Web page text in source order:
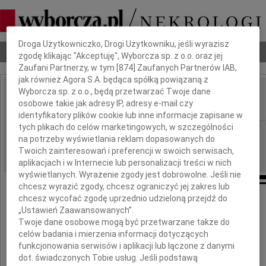
Nekrologi Odeszli Poradnik pogrzebowy
IMIĘ I NAZWISKO: Janusz Królik
REGION: Płock
DATA EMISJI: 26.10.2010
Janusz Królik
Dbamy o Twoją prywatność
Droga Użytkowniczko, Drogi Użytkowniku, jeśli wyrazisz
zgodę klikając "Akceptuję", Wyborcza sp. z o.o. oraz jej
Zaufani Partnerzy, w tym [874 ] Zaufanych Partnerów IAB,
jak również Agora S.A. będąca spółką powiązaną z
Wyborcza sp. z o.o., będą przetwarzać Twoje dane
osobowe takie jak adresy IP, adresy e-mail czy
identyfikatory plików cookie lub inne informacje zapisane w
tych plikach do celów marketingowych, w szczególności
na potrzeby wyświetlania reklam dopasowanych do
Twoich zainteresowań i preferencji w swoich serwisach,
aplikacjach i w Internecie lub personalizacji treści w nich
wyświetlanych. Wyrażenie zgody jest dobrowolne. Jeśli nie
chcesz wyrazić zgody, chcesz ograniczyć jej zakres lub
chcesz wycofać zgodę uprzednio udzieloną przejdź do
„Ustawień Zaawansowanych”.
Twoje dane osobowe mogą być przetwarzane także do
celów badania i mierzenia informacji dotyczących
funkcjonowania serwisów i aplikacji lub łączone z danymi
dot. świadczonych Tobie usług. Jeśli podstawą